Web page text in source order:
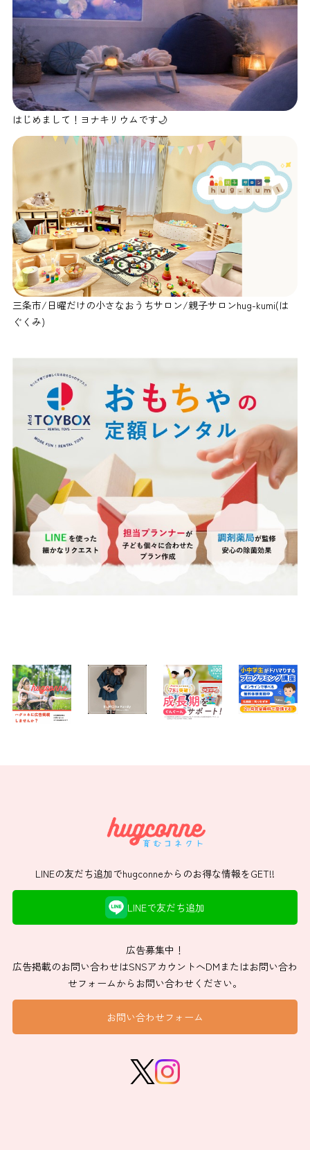
はじめまして！ヨナキリウムです🌙
三条市/日曜だけの小さなおうちサロン/親子サロンhug-kumi(は
ぐくみ)
LINEの友だち追加でhugconneからのお得な情報をGET!!
LINEで友だち追加
広告募集中！
広告掲載のお問い合わせはSNSアカウントへDMまたはお問い合わ
せフォームからお問い合わせください。
お問い合わせフォーム